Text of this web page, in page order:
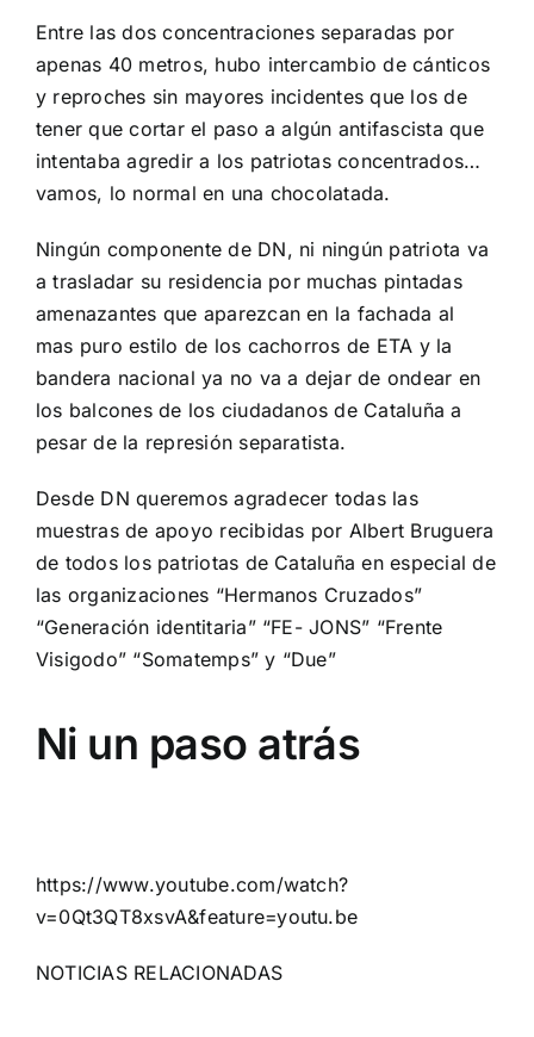
Entre las dos concentraciones separadas por
apenas 40 metros, hubo intercambio de cánticos
y reproches sin mayores incidentes que los de
tener que cortar el paso a algún antifascista que
intentaba agredir a los patriotas concentrados…
vamos, lo normal en una chocolatada.
Ningún componente de DN, ni ningún patriota va
a trasladar su residencia por muchas pintadas
amenazantes que aparezcan en la fachada al
mas puro estilo de los cachorros de ETA y la
bandera nacional ya no va a dejar de ondear en
los balcones de los ciudadanos de Cataluña a
pesar de la represión separatista.
Desde DN queremos agradecer todas las
muestras de apoyo recibidas por Albert Bruguera
de todos los patriotas de Cataluña en especial de
las organizaciones “Hermanos Cruzados”
“Generación identitaria” “FE- JONS” “Frente
Visigodo” “Somatemps” y “Due”
Ni un paso atrás
https://www.youtube.com/watch?
v=0Qt3QT8xsvA&feature=youtu.be
NOTICIAS RELACIONADAS